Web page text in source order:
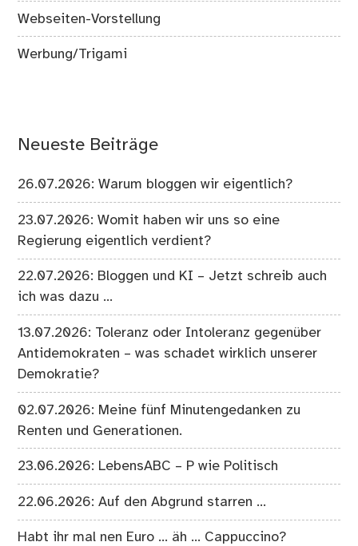
Webseiten-Vorstellung
Werbung/Trigami
Neueste Beiträge
26.07.2026: Warum bloggen wir eigentlich?
23.07.2026: Womit haben wir uns so eine
Regierung eigentlich verdient?
22.07.2026: Bloggen und KI – Jetzt schreib auch
ich was dazu …
13.07.2026: Toleranz oder Intoleranz gegenüber
Antidemokraten – was schadet wirklich unserer
Demokratie?
02.07.2026: Meine fünf Minutengedanken zu
Renten und Generationen.
23.06.2026: LebensABC – P wie Politisch
22.06.2026: Auf den Abgrund starren …
Habt ihr mal nen Euro … äh … Cappuccino?